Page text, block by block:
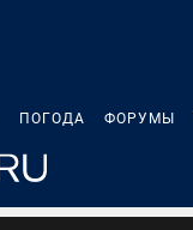
ПОГОДА ФОРУМЫ